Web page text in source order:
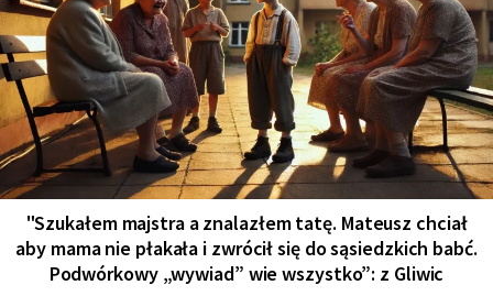
"Szukałem majstra a znalazłem tatę. Mateusz chciał
aby mama nie płakała i zwrócił się do sąsiedzkich babć.
Podwórkowy „wywiad” wie wszystko”: z Gliwic